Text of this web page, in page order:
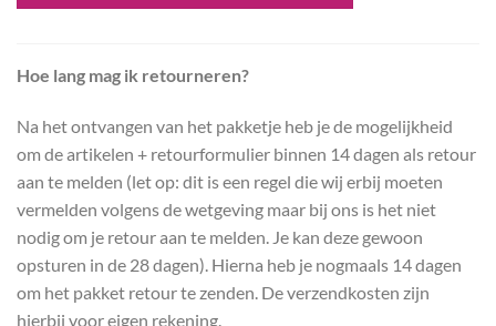
Hoe lang mag ik retourneren?
Na het ontvangen van het pakketje heb je de mogelijkheid
om de artikelen + retourformulier binnen 14 dagen als retour
aan te melden (let op: dit is een regel die wij erbij moeten
vermelden volgens de wetgeving maar bij ons is het niet
nodig om je retour aan te melden. Je kan deze gewoon
opsturen in de 28 dagen). Hierna heb je nogmaals 14 dagen
om het pakket retour te zenden. De verzendkosten zijn
hierbij voor eigen rekening.